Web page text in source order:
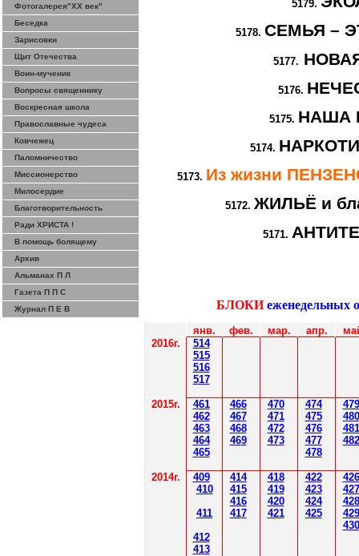
Фотогалерея"ХХ век"
Беседка
Зарисовки
Щит Отечества
Воин-мученик
Вопросы священнику
Воскресная школа
Православные чудеса
Ковчежец
Паломничество
Миссионерство
Милосердие
Благотворительность
Ради ХРИСТА !
В помощь болящему
Архив
Альманах П Л
Газета П П С
Журнал П Е В
5179.
5178. СЕМЬЯ –
5177.
5176.
5175. НАША
5174.
5173. Из жизни
5172. ЖИЛЬЁ и
5171.
БЛОКИ еженедельных
янв. фев. мар. апр.
2016г.
514
515
516
517
2015г. 461
462
463
464
465
466
467
468
469
470
471
472
473
474
475
476
477
478
479
480
481
482
2014г. 409
410
411
412
413
414
415
416
417
418
419
420
421
422
423
424
425
426
427
428
429
430